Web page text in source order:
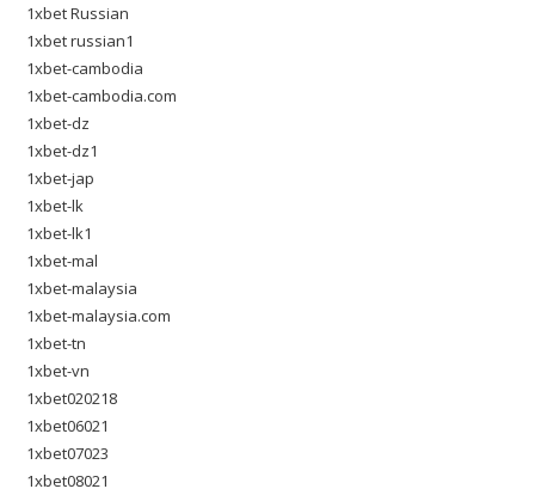
1xbet Russian
1xbet russian1
1xbet-cambodia
1xbet-cambodia.com
1xbet-dz
1xbet-dz1
1xbet-jap
1xbet-lk
1xbet-lk1
1xbet-mal
1xbet-malaysia
1xbet-malaysia.com
1xbet-tn
1xbet-vn
1xbet020218
1xbet06021
1xbet07023
1xbet08021